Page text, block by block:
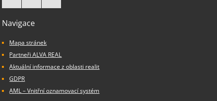
Navigace
Mapa stránek
Partneři ALVA REAL
Aktuální informace z oblasti realit
GDPR
AML – Vnitřní oznamovací systém